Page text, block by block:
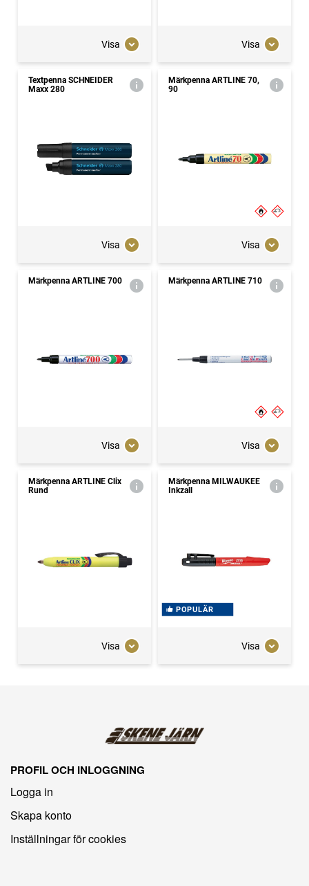
Visa Visa
Textpenna SCHNEIDER
Maxx 280
Visa
Märkpenna ARTLINE 70,
90
Visa
Märkpenna ARTLINE 700
Visa
Märkpenna ARTLINE 710
Visa
Märkpenna ARTLINE Clix
Rund
Visa
Märkpenna MILWAUKEE
Inkzall
POPULÄR
Visa
PROFIL OCH INLOGGNING
Logga in
Skapa konto
Inställningar för cookies